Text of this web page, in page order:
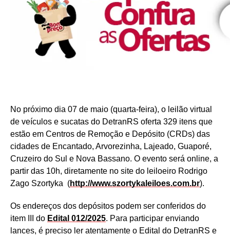
No próximo dia 07 de maio (quarta-feira), o leilão virtual
de veículos e sucatas do DetranRS oferta 329 itens que
estão em Centros de Remoção e Depósito (CRDs) das
cidades de Encantado, Arvorezinha, Lajeado, Guaporé,
Cruzeiro do Sul e Nova Bassano. O evento será online, a
partir das 10h, diretamente no site do leiloeiro Rodrigo
Zago Szortyka (http://www.szortykaleiloes.com.br).
Os endereços dos depósitos podem ser conferidos do
item III do Edital 012/2025. Para participar enviando
lances, é preciso ler atentamente o Edital do DetranRS e